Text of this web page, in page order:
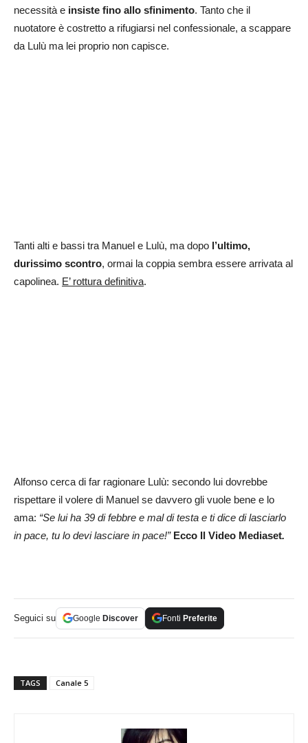
necessità e insiste fino allo sfinimento. Tanto che il
nuotatore è costretto a rifugiarsi nel confessionale, a scappare
da Lulù ma lei proprio non capisce.
Tanti alti e bassi tra Manuel e Lulù, ma dopo l’ultimo,
durissimo scontro, ormai la coppia sembra essere arrivata al
capolinea. E’ rottura definitiva.
Alfonso cerca di far ragionare Lulù: secondo lui dovrebbe
rispettare il volere di Manuel se davvero gli vuole bene e lo
ama: “Se lui ha 39 di febbre e mal di testa e ti dice di lasciarlo
in pace, tu lo devi lasciare in pace!” Ecco Il Video Mediaset.
Seguici su Google Discover Fonti Preferite
TAGS Canale 5